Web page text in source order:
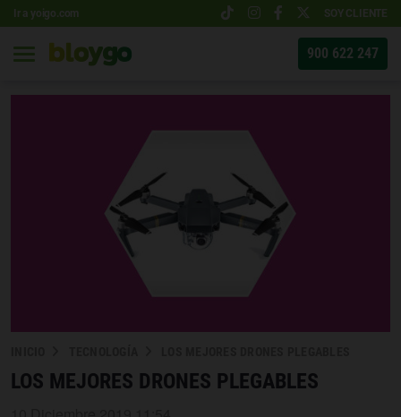
Ir a yoigo.com SOY CLIENTE
900 622 247
LOS MEJORES DRONES PLEGABLES